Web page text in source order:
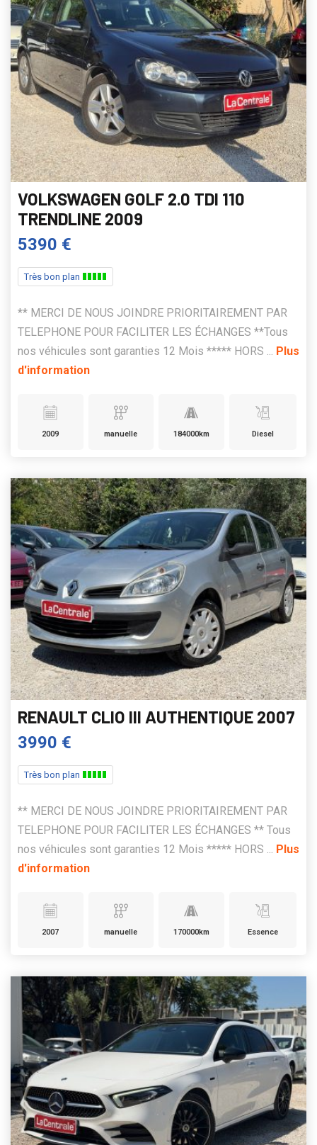
VOLKSWAGEN GOLF 2.0 TDI 110
TRENDLINE 2009
5390 €
Très bon plan
** MERCI DE NOUS JOINDRE PRIORITAIREMENT PAR
TELEPHONE POUR FACILITER LES ÉCHANGES **Tous
nos véhicules sont garanties 12 Mois ***** HORS ... Plus
d'information
2009 manuelle 184000km Diesel
RENAULT CLIO III AUTHENTIQUE 2007
3990 €
Très bon plan
** MERCI DE NOUS JOINDRE PRIORITAIREMENT PAR
TELEPHONE POUR FACILITER LES ÉCHANGES ** Tous
nos véhicules sont garanties 12 Mois ***** HORS ... Plus
d'information
2007 manuelle 170000km Essence